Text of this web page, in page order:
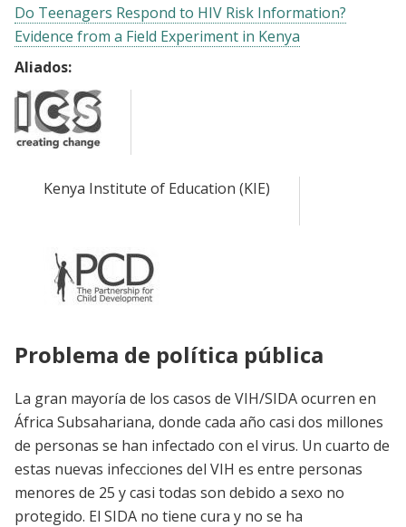
Do Teenagers Respond to HIV Risk Information?
Evidence from a Field Experiment in Kenya
Aliados:
Kenya Institute of Education (KIE)
Problema de política pública
La gran mayoría de los casos de VIH/SIDA ocurren en
África Subsahariana, donde cada año casi dos millones
de personas se han infectado con el virus. Un cuarto de
estas nuevas infecciones del VIH es entre personas
menores de 25 y casi todas son debido a sexo no
protegido. El SIDA no tiene cura y no se ha